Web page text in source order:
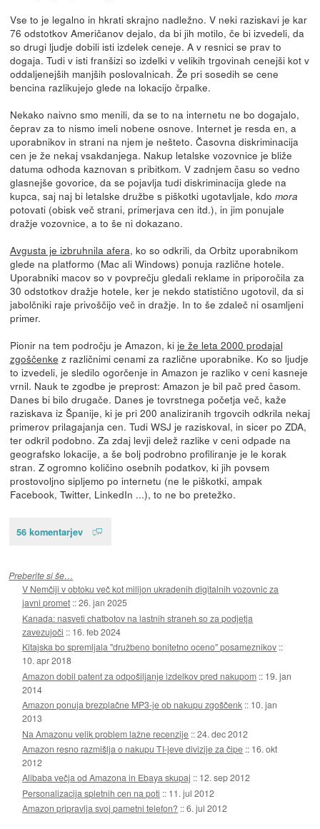
Vse to je legalno in hkrati skrajno nadležno. V neki raziskavi je kar
76 odstotkov Američanov dejalo, da bi jih motilo, če bi izvedeli, da
so drugi ljudje dobili isti izdelek ceneje. A v resnici se prav to
dogaja. Tudi v isti franšizi so izdelki v velikih trgovinah cenejši kot v
oddaljenejših manjših poslovalnicah. Že pri sosedih se cene
bencina razlikujejo glede na lokacijo črpalke.
Nekako naivno smo menili, da se to na internetu ne bo dogajalo,
čeprav za to nismo imeli nobene osnove. Internet je resda en, a
uporabnikov in strani na njem je nešteto. Časovna diskriminacija
cen je že nekaj vsakdanjega. Nakup letalske vozovnice je bliže
datuma odhoda kaznovan s pribitkom. V zadnjem času so vedno
glasnejše govorice, da se pojavlja tudi diskriminacija glede na
kupca, saj naj bi letalske družbe s piškotki ugotavljale, kdo mora
potovati (obisk več strani, primerjava cen itd.), in jim ponujale
dražje vozovnice, a to še ni dokazano.
Avgusta je izbruhnila afera, ko so odkrili, da Orbitz uporabnikom
glede na platformo (Mac ali Windows) ponuja različne hotele.
Uporabniki macov so v povprečju gledali reklame in priporočila za
30 odstotkov dražje hotele, ker je nekdo statistično ugotovil, da si
jabolčniki raje privoščijo več in dražje. In to še zdaleč ni osamljeni
primer.
Pionir na tem področju je Amazon, ki je že leta 2000 prodajal
zgoščenke z različnimi cenami za različne uporabnike. Ko so ljudje
to izvedeli, je sledilo ogorčenje in Amazon je razliko v ceni kasneje
vrnil. Nauk te zgodbe je preprost: Amazon je bil pač pred časom.
Danes bi bilo drugače. Danes je tovrstnega početja več, kaže
raziskava iz Španije, ki je pri 200 analiziranih trgovcih odkrila nekaj
primerov prilagajanja cen. Tudi WSJ je raziskoval, in sicer po ZDA,
ter odkril podobno. Za zdaj levji delež razlike v ceni odpade na
geografsko lokacije, a še bolj podrobno profiliranje je le korak
stran. Z ogromno količino osebnih podatkov, ki jih povsem
prostovoljno sipljemo po internetu (ne le piškotki, ampak
Facebook, Twitter, LinkedIn ...), to ne bo pretežko.
56 komentarjev
Preberite si še…
V Nemčiji v obtoku več kot milijon ukradenih digitalnih vozovnic za
javni promet ::26. jan 2025
Kanada: nasveti chatbotov na lastnih straneh so za podjetja
zavezujoči :: 16. feb 2024
Kitajska bo spremljala "družbeno bonitetno oceno" posameznikov ::
10. apr 2018
Amazon dobil patent za odpošiljanje izdelkov pred nakupom :: 19. jan
2014
Amazon ponuja brezplačne MP3-je ob nakupu zgoščenk :: 10. jan
2013
Na Amazonu velik problem lažne recenzije ::24. dec 2012
Amazon resno razmišlja o nakupu TI-jeve divizije za čipe :: 16. okt
2012
Alibaba večja od Amazona in Ebaya skupaj :: 12. sep 2012
Personalizacija spletnih cen na poti :: 11. jul 2012
Amazon pripravlja svoj pametni telefon? ::6. jul 2012